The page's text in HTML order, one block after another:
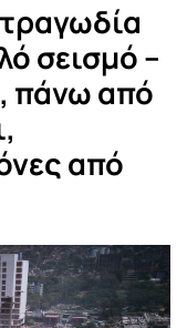
σεισμό –
πάνω από
από